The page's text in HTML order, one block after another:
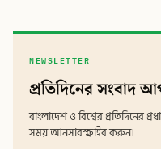
NEWSLETTER
প্রতিদিনের সংবাদ
বাংলাদেশ ও বিশ্বের প্রতিদিনের
সময় আনসাবস্ক্রাইব করুন।